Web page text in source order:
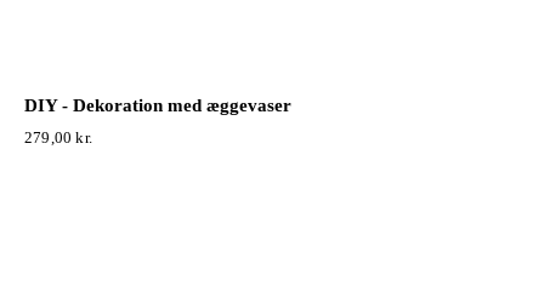
DIY - Dekoration med æggevaser
279,00kr.